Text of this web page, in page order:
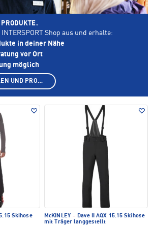
Skihose
McKINLEY · Dave II AQX 15.15 Skihose
mit Träger langgestellt
Shop aus und erhalte:
in deiner Nähe
vor Ort
möglich
SHOP AUSWÄHLEN UND PRODUKTE ANZEIGEN